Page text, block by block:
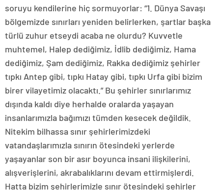
soruyu kendilerine hiç sormuyorlar: “1. Dünya Savaşı
bölgemizde sınırları yeniden belirlerken, şartlar başka
türlü zuhur etseydi acaba ne olurdu? Kuvvetle
muhtemel, Halep dediğimiz, İdlib dediğimiz, Hama
dediğimiz, Şam dediğimiz, Rakka dediğimiz şehirler
tıpkı Antep gibi, tıpkı Hatay gibi, tıpkı Urfa gibi bizim
birer vilayetimiz olacaktı.” Bu şehirler sınırlarımız
dışında kaldı diye herhalde oralarda yaşayan
insanlarımızla bağımızı tümden kesecek değildik.
Nitekim bilhassa sınır şehirlerimizdeki
vatandaşlarımızla sınırın ötesindeki yerlerde
yaşayanlar son bir asır boyunca insani ilişkilerini,
alışverişlerini, akrabalıklarını devam ettirmişlerdi.
Hatta bizim şehirlerimizle sınır ötesindeki şehirler